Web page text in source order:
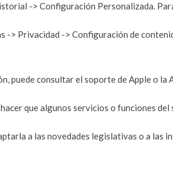
-> Configuración Personalizada.
> Privacidad -> Configuración de
puede consultar el soporte de Apple o la
que algunos servicios o funciones
a las novedades legislativas o a las